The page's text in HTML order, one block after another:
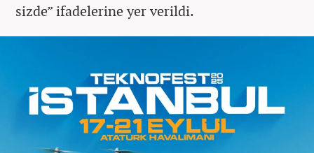
sizde” ifadelerine yer verildi.